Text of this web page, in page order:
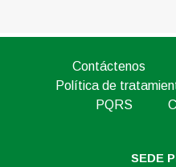
Contáctenos
Política de
PQRS
SEDE